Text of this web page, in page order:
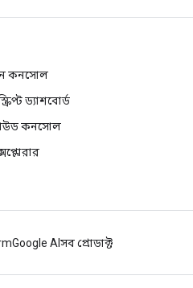
কনসোল
ড্যাশবোর্ড
কনসোল
Google AI সব প্রোডাক্ট